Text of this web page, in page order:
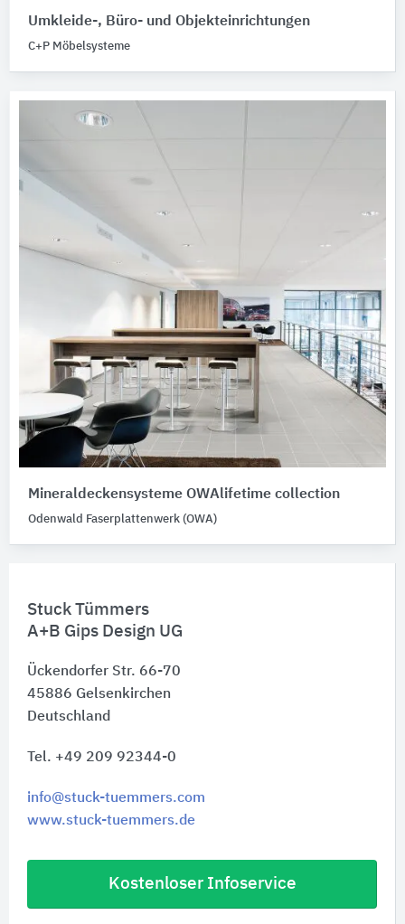
Stuck Tümmers
A+B Gips Design UG
Ückendorfer Str. 66-70
45886 Gelsenkirchen
Deutschland
Tel. +49 209 92344-0
info@stuck-tuemmers.com
www.stuck-tuemmers.de
Kostenloser Infoservice
Umkleide-, Büro- und Objekteinrichtungen
C+P Möbelsysteme
Mineraldeckensysteme OWAlifetime collection
Odenwald Faserplattenwerk (OWA)